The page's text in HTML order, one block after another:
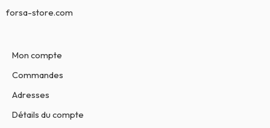
forsa-store.com
Mon compte
Commandes
Adresses
Détails du compte